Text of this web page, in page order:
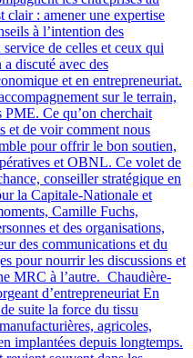
: amener une expertise
à l’intention des
de celles et ceux qui
discuté avec des
et en entrepreneuriat.
sur le terrain,
PME. Ce qu’on cherchait
et de voir comment nous
pour offrir le bon soutien,
et OBNL. Ce volet de
conseiller stratégique en
la Capitale-Nationale et
Camille Fuchs,
et des organisations,
des communications et du
pour nourrir les discussions et
MRC à l’autre. Chaudière-
d’entrepreneuriat En
suite la force du tissu
agricoles,
implantées depuis longtemps.